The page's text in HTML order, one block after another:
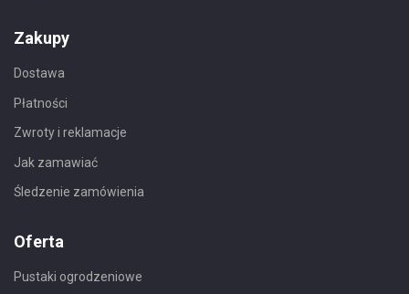
Zakupy
Dostawa
Płatności
Zwroty i reklamacje
Jak zamawiać
Śledzenie zamówienia
Oferta
Pustaki ogrodzeniowe